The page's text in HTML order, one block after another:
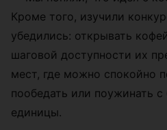
Кроме того, изучили
убедились: открывать
шаговой доступности их
мест, где можно спокойно
пообедать или поужинать
единицы.